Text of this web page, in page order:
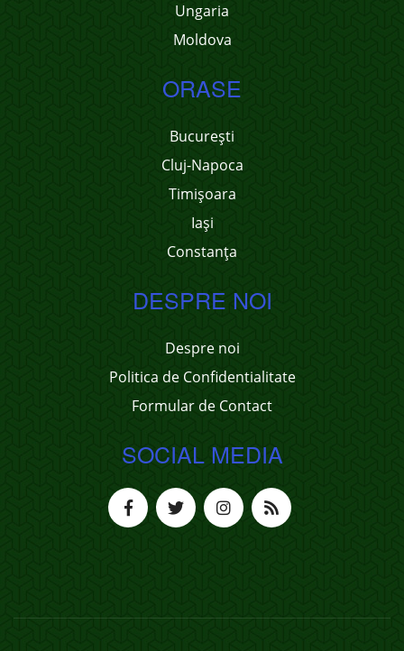
Ungaria
Moldova
ORASE
București
Cluj-Napoca
Timișoara
Iași
Constanța
DESPRE NOI
Despre noi
Politica de Confidentialitate
Formular de Contact
SOCIAL MEDIA